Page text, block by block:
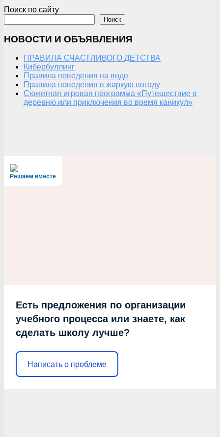
Поиск по сайту
Поиск
НОВОСТИ И ОБЪЯВЛЕНИЯ
ПРАВИЛА СЧАСТЛИВОГО ДЕТСТВА
Кибербуллинг
Правила поведения на воде
Правила поведения в жаркую погоду
Сюжетная игровая программа «Путешествие в
деревню или приключения во время каникул»
Решаем вместе
Есть предложения по организации
учебного процесса или знаете, как
сделать школу лучше?
Написать о проблеме